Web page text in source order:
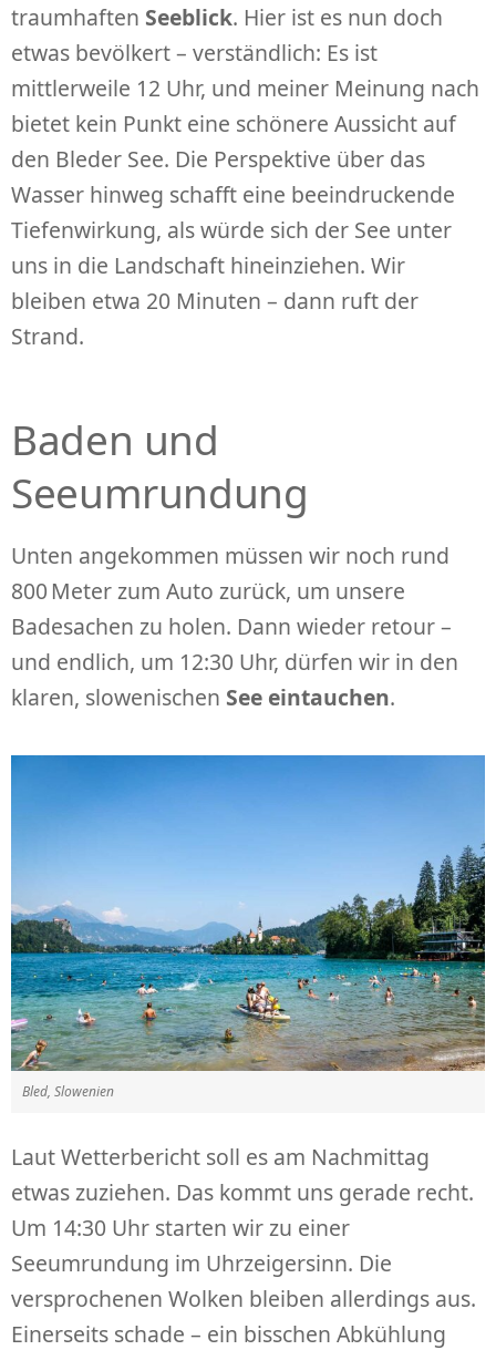
traumhaften Seeblick. Hier ist es nun doch
etwas bevölkert – verständlich: Es ist
mittlerweile 12 Uhr, und meiner Meinung nach
bietet kein Punkt eine schönere Aussicht auf
den Bleder See. Die Perspektive über das
Wasser hinweg schafft eine beeindruckende
Tiefenwirkung, als würde sich der See unter
uns in die Landschaft hineinziehen. Wir
bleiben etwa 20 Minuten – dann ruft der
Strand.
Baden und
Seeumrundung
Unten angekommen müssen wir noch rund
800 Meter zum Auto zurück, um unsere
Badesachen zu holen. Dann wieder retour –
und endlich, um 12:30 Uhr, dürfen wir in den
klaren, slowenischen See eintauchen.
Bled, Slowenien
Laut Wetterbericht soll es am Nachmittag
etwas zuziehen. Das kommt uns gerade recht.
Um 14:30 Uhr starten wir zu einer
Seeumrundung im Uhrzeigersinn. Die
versprochenen Wolken bleiben allerdings aus.
Einerseits schade – ein bisschen Abkühlung